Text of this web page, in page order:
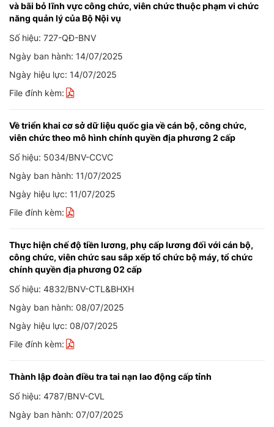
và bãi bỏ lĩnh vực công chức, viên chức thuộc phạm vi chức
năng quản lý của Bộ Nội vụ
Số hiệu: 727-QĐ-BNV
Ngày ban hành: 14/07/2025
Ngày hiệu lực: 14/07/2025
File đính kèm:
Về triển khai cơ sở dữ liệu quốc gia về cán bộ, công chức,
viên chức theo mô hình chính quyền địa phương 2 cấp
Số hiệu: 5034/BNV-CCVC
Ngày ban hành: 11/07/2025
Ngày hiệu lực: 11/07/2025
File đính kèm:
Thực hiện chế độ tiền lương, phụ cấp lương đối với cán bộ,
công chức, viên chức sau sắp xếp tổ chức bộ máy, tổ chức
chính quyền địa phương 02 cấp
Số hiệu: 4832/BNV-CTL&BHXH
Ngày ban hành: 08/07/2025
Ngày hiệu lực: 08/07/2025
File đính kèm:
Thành lập đoàn điều tra tai nạn lao động cấp tỉnh
Số hiệu: 4787/BNV-CVL
Ngày ban hành: 07/07/2025